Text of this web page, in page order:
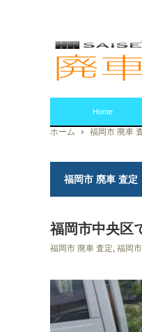
Home
ホーム 福岡市 廃車
福岡市 廃車 査定
福岡市中央区
福岡市 廃車 査定, 福岡